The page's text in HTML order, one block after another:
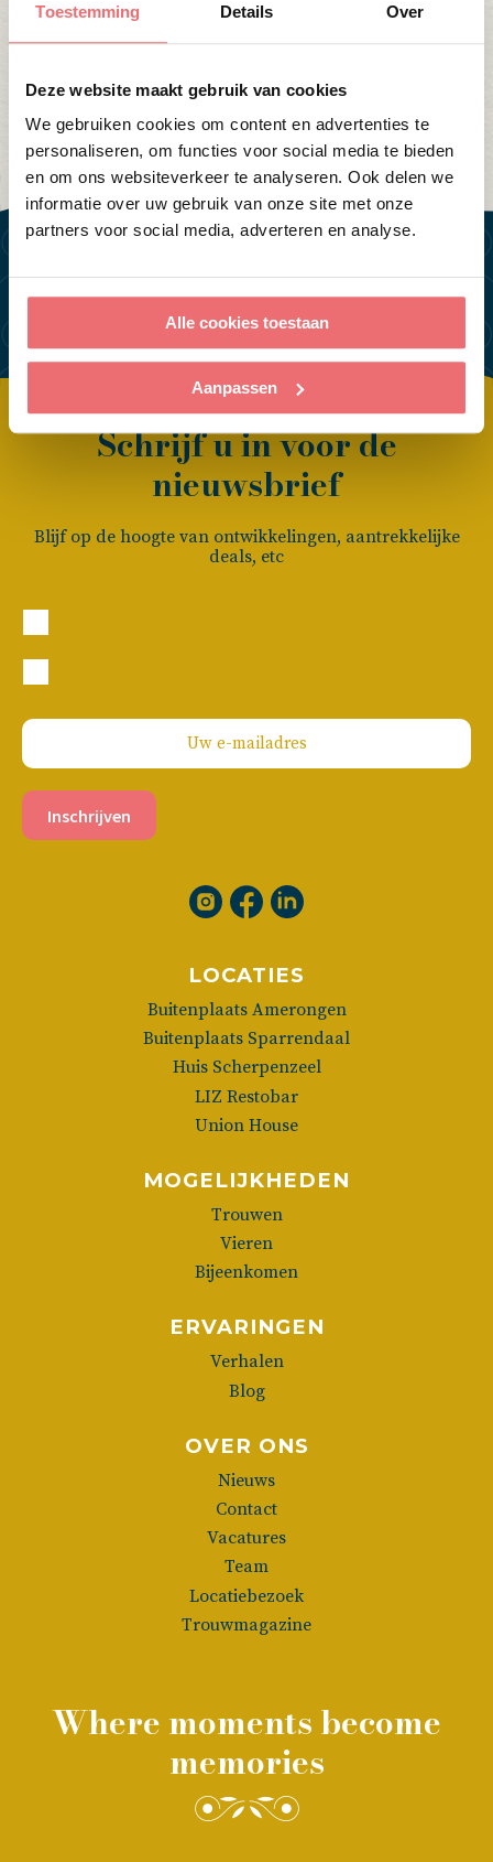
Toestemming Details Over
Deze website maakt gebruik van cookies
We gebruiken cookies om content en advertenties te
personaliseren, om functies voor social media te bieden
en om ons websiteverkeer te analyseren. Ook delen we
informatie over uw gebruik van onze site met onze
partners voor social media, adverteren en analyse.
Alle cookies toestaan
Aanpassen
alle berichten
Bijeenkomen
Over Swijnenburg
Trouwen
Vieren
Schrijf u in voor de
nieuwsbrief
Blijf op de hoogte van ontwikkelingen, aantrekkelijke
deals, etc
Inschrijven
LOCATIES
Buitenplaats Amerongen
Buitenplaats Sparrendaal
Huis Scherpenzeel
LIZ Restobar
Union House
MOGELIJKHEDEN
Trouwen
Vieren
Bijeenkomen
ERVARINGEN
Verhalen
Blog
OVER ONS
Nieuws
Contact
Vacatures
Team
Locatiebezoek
Trouwmagazine
Where moments become
memories